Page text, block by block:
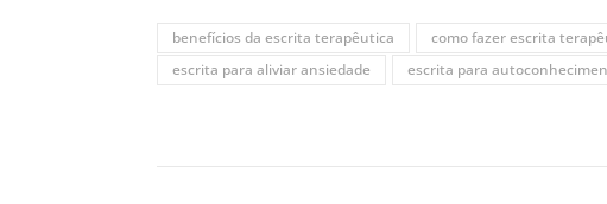
benefícios da escrita terapêutica como fazer escrita
escrita para aliviar ansiedade
escrita para